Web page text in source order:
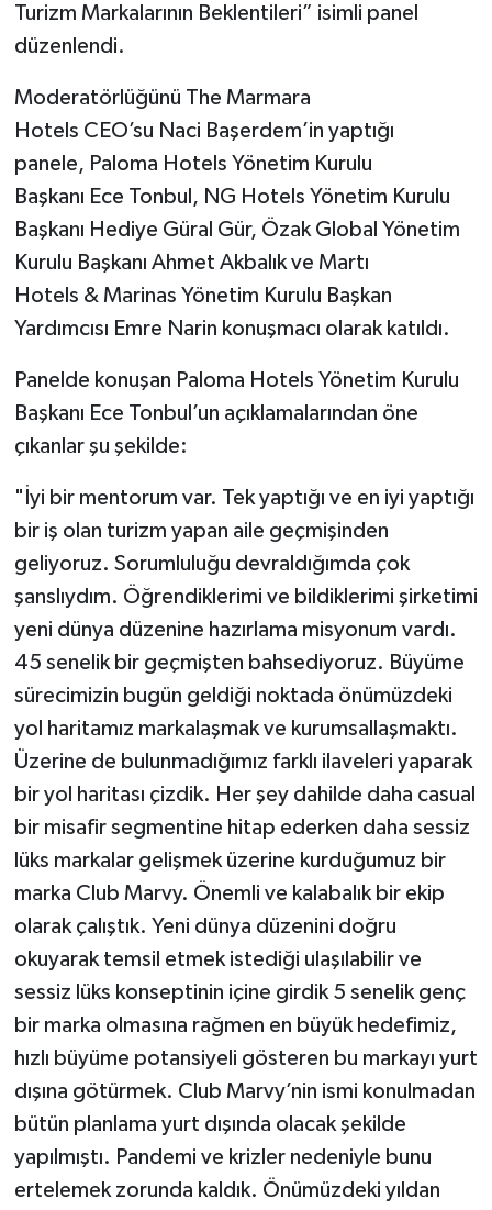
Turizm Markalarının Beklentileri” isimli panel
düzenlendi.
Moderatörlüğünü The Marmara
Hotels CEO’su Naci Başerdem’in yaptığı
panele, Paloma Hotels Yönetim Kurulu
Başkanı Ece Tonbul, NG Hotels Yönetim Kurulu
Başkanı Hediye Güral Gür, Özak Global Yönetim
Kurulu Başkanı Ahmet Akbalık ve Martı
Hotels & Marinas Yönetim Kurulu Başkan
Yardımcısı Emre Narin konuşmacı olarak katıldı.
Panelde konuşan Paloma Hotels Yönetim Kurulu
Başkanı Ece Tonbul’un açıklamalarından öne
çıkanlar şu şekilde:
"İyi bir mentorum var. Tek yaptığı ve en iyi yaptığı
bir iş olan turizm yapan aile geçmişinden
geliyoruz. Sorumluluğu devraldığımda çok
şanslıydım. Öğrendiklerimi ve bildiklerimi şirketimi
yeni dünya düzenine hazırlama misyonum vardı.
45 senelik bir geçmişten bahsediyoruz. Büyüme
sürecimizin bugün geldiği noktada önümüzdeki
yol haritamız markalaşmak ve kurumsallaşmaktı.
Üzerine de bulunmadığımız farklı ilaveleri yaparak
bir yol haritası çizdik. Her şey dahilde daha casual
bir misafir segmentine hitap ederken daha sessiz
lüks markalar gelişmek üzerine kurduğumuz bir
marka Club Marvy. Önemli ve kalabalık bir ekip
olarak çalıştık. Yeni dünya düzenini doğru
okuyarak temsil etmek istediği ulaşılabilir ve
sessiz lüks konseptinin içine girdik 5 senelik genç
bir marka olmasına rağmen en büyük hedefimiz,
hızlı büyüme potansiyeli gösteren bu markayı yurt
dışına götürmek. Club Marvy’nin ismi konulmadan
bütün planlama yurt dışında olacak şekilde
yapılmıştı. Pandemi ve krizler nedeniyle bunu
ertelemek zorunda kaldık. Önümüzdeki yıldan